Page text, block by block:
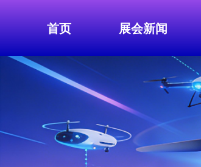
首页 展会新闻